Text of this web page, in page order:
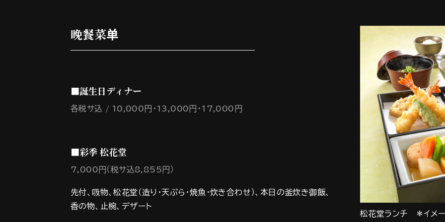
晚餐菜单
松花堂ランチ ＊イメ
■誕生日ディナー
各税サ込 10,000円・13,000円・17,000円
■彩季 松花堂
7,000円（税サ込8,855円）
先付、吸物、松花堂（造り・天ぷら・焼魚・炊き合わせ）、本日の釜炊き御飯、
香の物、止椀、デザート